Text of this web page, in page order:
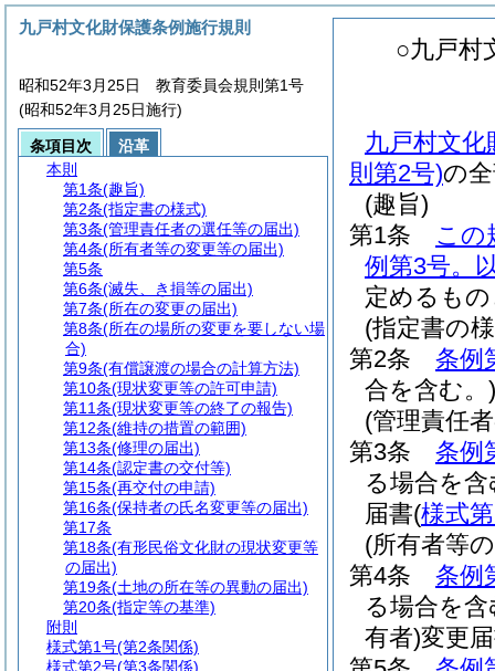
○九戸村
九戸村文
則第2号)の
(趣旨)
第1条
この
例第3号。
定めるも
(指定書の
第2条
条例
合を含む。)
(管理責任
第3条
条例
る場合を含
届書(様式
(所有者等
第4条
条例
る場合を含
有者)変更
九戸村文化財保護条例施行規則
昭和52年3月25日 教育委員会規則第1号
(昭和52年3月25日施行)
条項目次
沿革
本則
第1条(趣旨)
第2条(指定書の様式)
第3条(管理責任者の選任等の届出)
第4条(所有者等の変更等の届出)
第5条
第6条(滅失、き損等の届出)
第7条(所在の変更の届出)
第8条(所在の場所の変更を要しない場
合)
第9条(有償譲渡の場合の計算方法)
第10条(現状変更等の許可申請)
第11条(現状変更等の終了の報告)
第12条(維持の措置の範囲)
第13条(修理の届出)
第14条(認定書の交付等)
第15条(再交付の申請)
第16条(保持者の氏名変更等の届出)
第17条
第18条(有形民俗文化財の現状変更等
の届出)
第19条(土地の所在等の異動の届出)
第20条(指定等の基準)
附則
様式第1号(第2条関係)
様式第2号(第3条関係)